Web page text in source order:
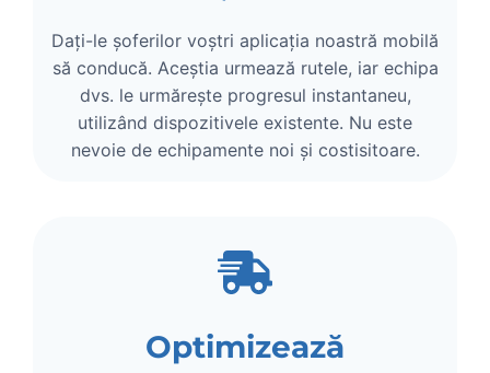
Dați-le șoferilor voștri aplicația noastră mobilă
să conducă. Aceștia urmează rutele, iar echipa
dvs. le urmărește progresul instantaneu,
utilizând dispozitivele existente. Nu este
nevoie de echipamente noi și costisitoare.
Optimizează